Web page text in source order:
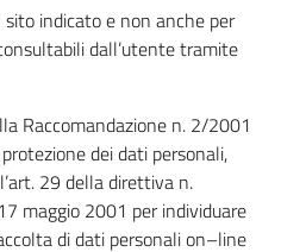
sito indicato e non anche per
dall’utente tramite
Raccomandazione n. 2/2001
dei dati personali,
29 della direttiva n.
maggio 2001 per individuare
di dati personali on–line